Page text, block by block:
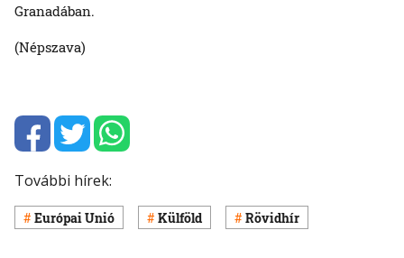
Granadában.
(Népszava)
További hírek:
Európai Unió Külföld Rövidhír